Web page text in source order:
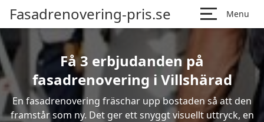
Fasadrenovering-pris.se Menu
Få 3 erbjudanden på
fasadrenovering i Villshärad
En fasadrenovering fräschar upp bostaden så att den
framstår som ny. Det ger ett snyggt visuellt uttryck, en